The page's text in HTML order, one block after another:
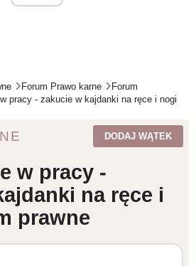
Forum Prawo karne
Forum
pracy - zakucie w kajdanki na ręce i nogi
DODAJ WĄTEK
w pracy -
na ręce i
prawne